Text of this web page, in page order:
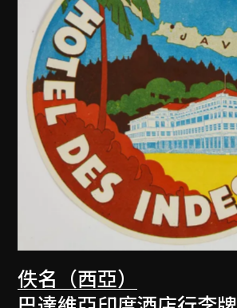
佚名（西亞）